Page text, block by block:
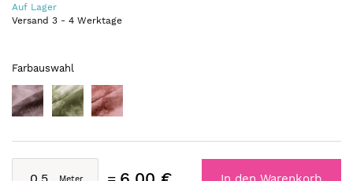
Auf Lager
Versand 3 - 4 Werktage
Farbauswahl